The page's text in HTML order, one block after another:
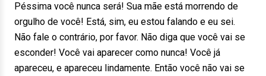
Péssima você nunca será! Sua mãe está morrendo de
orgulho de você! Está, sim, eu estou falando e eu sei.
Não fale o contrário, por favor. Não diga que você vai se
esconder! Você vai aparecer como nunca! Você já
apareceu, e apareceu lindamente. Então você não vai se